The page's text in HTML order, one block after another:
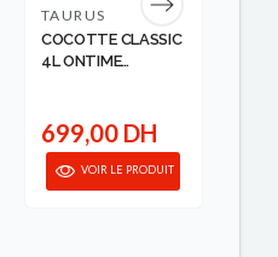
TAURUS
COCOTTE CLASSIC
4L ONTIME
699,00 DH
VOIR LE PRODUIT